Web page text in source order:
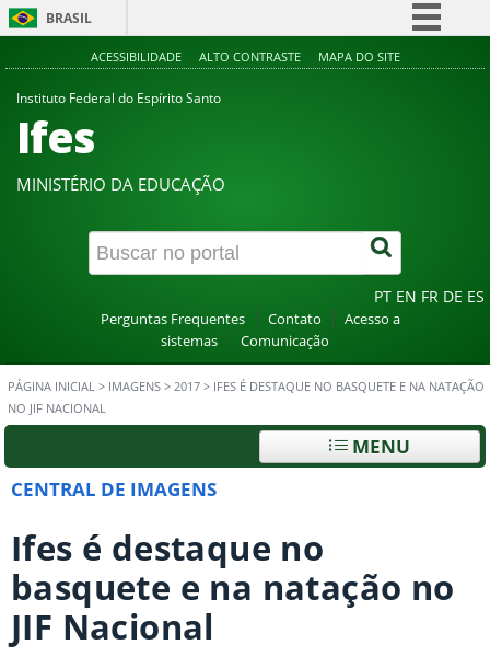
BRASIL
Simplifique!
Canais
ACESSIBILIDADE ALTO CONTRASTE MAPA DO SITE
Instituto Federal do Espírito Santo
Ifes
MINISTÉRIO DA EDUCAÇÃO
PT EN FR DE ES
Perguntas Frequentes Contato
Acesso a
sistemas
Comunicação
PÁGINA INICIAL > IMAGENS > 2017 > IFES É DESTAQUE NO BASQUETE E NA NATAÇÃO
NO JIF NACIONAL
MENU
CENTRAL DE IMAGENS
Ifes é destaque no
basquete e na natação no
JIF Nacional